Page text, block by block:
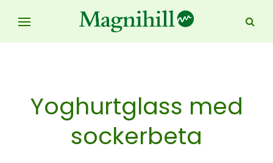
Yoghurtglass med
sockerbeta